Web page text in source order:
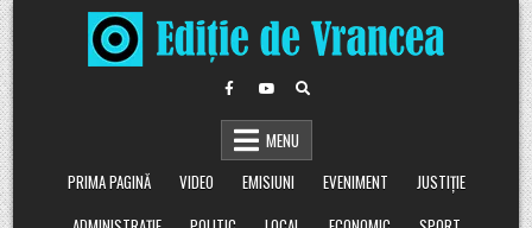
Skip
to
content
MENU
PRIMA PAGINĂ
VIDEO EMISIUNI EVENIMENT
JUSTIȚIE